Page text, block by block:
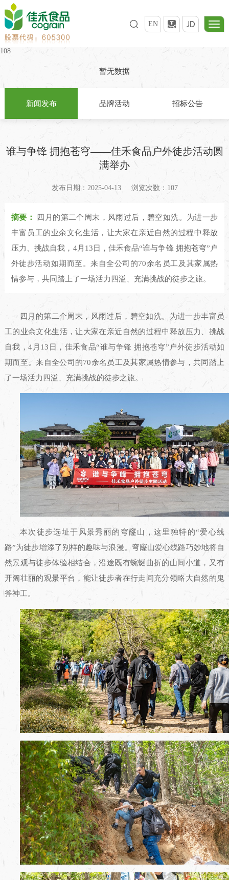
EN
108
暂无数据
新闻发布 品牌活动 招标公告
谁与争锋 拥抱苍穹——佳禾食品户外徒步活动圆
满举办
发布日期：2025-04-13 浏览次数：107
摘要：
四月的第二个周末，风雨过后，碧空如洗。为进一步
丰富员工的业余文化生活，让大家在亲近自然的过程中释放
压力、挑战自我，4月13日，佳禾食品“谁与争锋 拥抱苍穹”户
外徒步活动如期而至。来自全公司的70余名员工及其家属热
情参与，共同踏上了一场活力四溢、充满挑战的徒步之旅。
四月的第二个周末，风雨过后，碧空如洗。为进一步丰富员
工的业余文化生活，让大家在亲近自然的过程中释放压力、挑战
自我，4月13日，佳禾食品“谁与争锋 拥抱苍穹”户外徒步活动如
期而至。来自全公司的70余名员工及其家属热情参与，共同踏上
了一场活力四溢、充满挑战的徒步之旅。
本次徒步选址于风景秀丽的穹窿山，这里独特的“爱心线
路”为徒步增添了别样的趣味与浪漫。穹窿山爱心线路巧妙地将自
然景观与徒步体验相结合，沿途既有蜿蜒曲折的山间小道，又有
开阔壮丽的观景平台，能让徒步者在行走间充分领略大自然的鬼
斧神工。